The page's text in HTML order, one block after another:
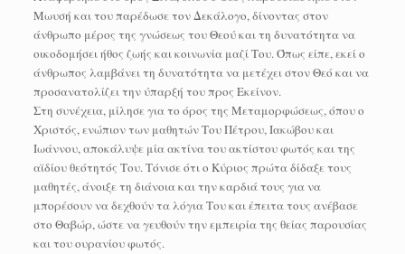
Μωυσή και του παρέδωσε τον Δεκάλογο, δίνοντας στον
άνθρωπο μέρος της γνώσεως του Θεού και τη δυνατότητα να
οικοδομήσει ήθος ζωής και κοινωνία μαζί Του. Όπως είπε, εκεί ο
άνθρωπος λαμβάνει τη δυνατότητα να μετέχει στον Θεό και να
προσανατολίζει την ύπαρξή του προς Εκείνον.
Στη συνέχεια, μίλησε για το όρος της Μεταμορφώσεως, όπου ο
Χριστός, ενώπιον των μαθητών Του Πέτρου, Ιακώβου και
Ιωάννου, αποκάλυψε μία ακτίνα του ακτίστου φωτός και της
αϊδίου θεότητός Του. Τόνισε ότι ο Κύριος πρώτα δίδαξε τους
μαθητές, άνοιξε τη διάνοια και την καρδιά τους για να
μπορέσουν να δεχθούν τα λόγια Του και έπειτα τους ανέβασε
στο Θαβώρ, ώστε να γευθούν την εμπειρία της θείας παρουσίας
και του ουρανίου φωτός.